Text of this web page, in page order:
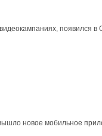
появился в
новое мобильное